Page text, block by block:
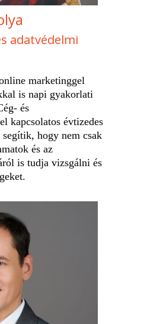
adatvédelmi
marketinggel
is napi gyakorlati
és
kapcsolatos évtizedes
segítik, hogy nem csak
és az
is tudja vizsgálni és